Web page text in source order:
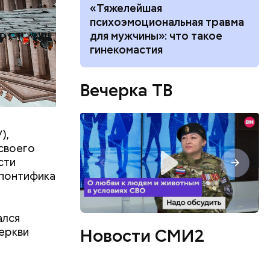
со
летний
грудь
Убийцей
как
при
Раменском
«Тяжелейшая
психоэмоциональная травма
для мужчины»: что такое
гинекомастия
Вечерка ТВ
Новости СМИ2